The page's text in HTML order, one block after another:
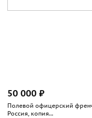
50 000 ₽
Полевой офицерский
Россия, копия...